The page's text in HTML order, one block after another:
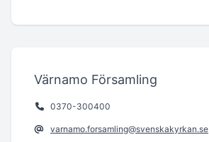
Värnamo Församling
0370-300400
varnamo.forsamling@svenskakyrkan.se